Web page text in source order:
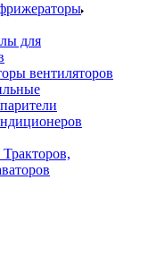
для
вентиляторов